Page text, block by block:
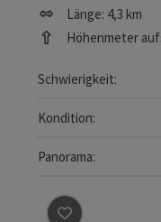
Länge: 4,3 km
Höhenmeter
Schwierigkeit:
Leicht
Kondition:
Leicht
Panorama:
Einige Ausblicke
Beitrag merken